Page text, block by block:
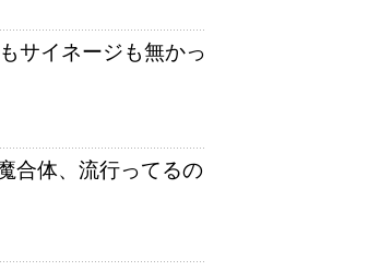
サイネージも無かっ
合体、流行ってるの